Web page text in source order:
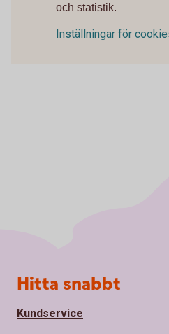
och statistik.
Inställningar för
Sidfot
Hitta snabbt
Kundservice